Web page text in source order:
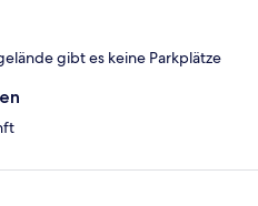
gibt es keine Parkplätze